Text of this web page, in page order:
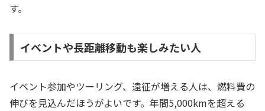
す。
イベントや長距離移動も楽しみたい人
イベント参加やツーリング、遠征が増える人は、燃料費の
伸びを見込んだほうがよいです。年間5,000kmを超える